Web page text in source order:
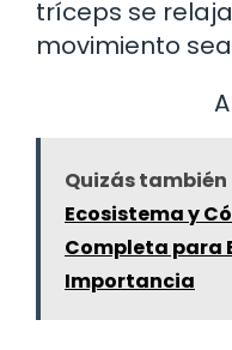
tríceps se
movimiento
Quizás
Ecosistema y
Completa para
Importancia